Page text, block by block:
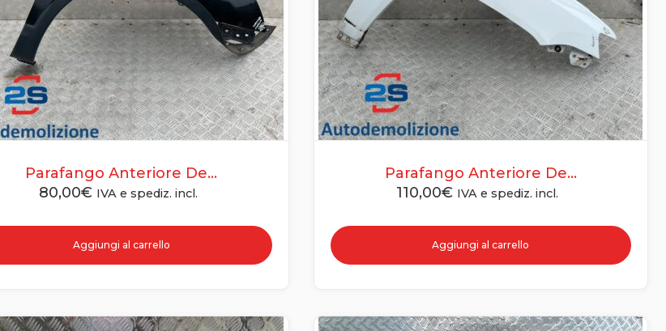
Parafango Anteriore De...
80,00€ IVA e spediz. incl.
Aggiungi al carrello
Parafango Anteriore De...
110,00€ IVA e spediz. incl.
Aggiungi al carrello